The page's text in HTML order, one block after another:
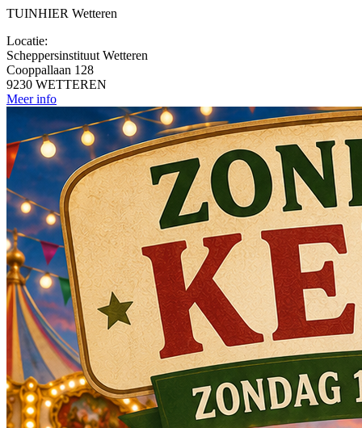
TUINHIER Wetteren
Locatie:
Scheppersinstituut Wetteren
Cooppallaan 128
9230 WETTEREN
Meer info